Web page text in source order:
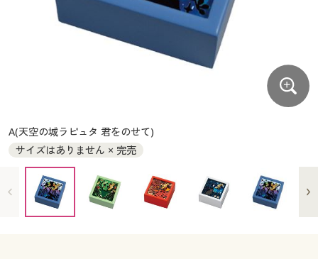
ジュニア・ティーンズ下着
大きいサイズ レディース服
大きいサイズ 事務・制服
バーゲンセール
詳細検索
カタログ・チラシからのご注文
デジタルカタログ
カタログ無料プレゼント
大きいサイズ レディース下着
シークレットセール
商品カテゴリ一覧
カタログ無料プレゼント
会員メニュー
A(天空の城ラピュタ 君をのせて)
サイズはありません × 完売